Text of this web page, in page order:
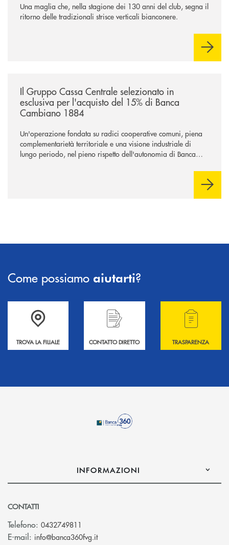
Una maglia che, nella stagione dei 130 anni del club, segna il
ritorno delle tradizionali strisce verticali bianconere.
Il Gruppo Cassa Centrale selezionato in
esclusiva per l'acquisto del 15% di Banca
Cambiano 1884
Un'operazione fondata su radici cooperative comuni, piena
complementarietà territoriale e una visione industriale di
lungo periodo, nel pieno rispetto dell'autonomia di Banca
negoziazione esclusiva per la finalizzazione dell’operazione.
Come possiamo aiutarti?
Accedi all' elenco completo delle filiali .
TROVA LA FILIALE
Hai bisogno di informazioni? Contattaci !
CONTATTO DIRETTO
Hai bisogno di
TRASPARENZA
INFORMAZIONI
CONTATTI
Telefono: 0432749811
E-mail: info@banca360fvg.it(si apre l’app di posta elettronica)